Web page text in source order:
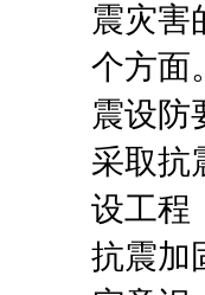
震灾害
个方面
震设防
采取抗
设工程
抗震加